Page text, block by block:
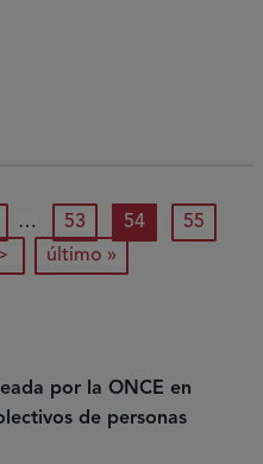
… página
53 página actual
54 página
55
última página
último »
por la ONCE en
de personas